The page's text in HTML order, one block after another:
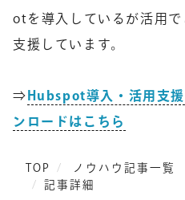
otを導入しているが活用
支援しています。
⇒ Hubspot導入・活用支
ンロードはこちら
TOP
ノウハウ記事一覧
記事詳細